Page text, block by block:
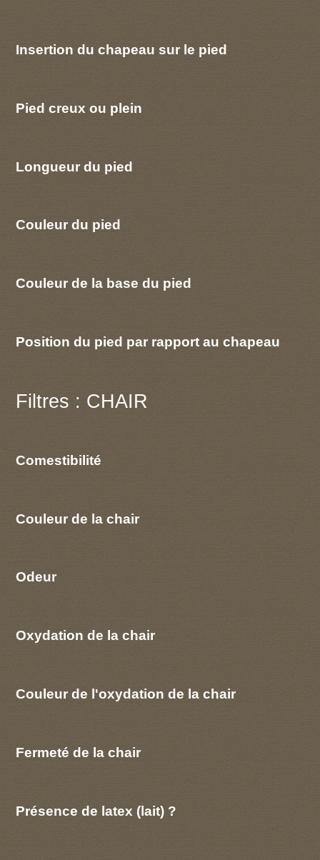
Insertion du chapeau sur le pied
Pied creux ou plein
Longueur du pied
Couleur du pied
Couleur de la base du pied
Position du pied par rapport au chapeau
Filtres : CHAIR
Comestibilité
Couleur de la chair
Odeur
Oxydation de la chair
Couleur de l'oxydation de la chair
Fermeté de la chair
Présence de latex (lait) ?